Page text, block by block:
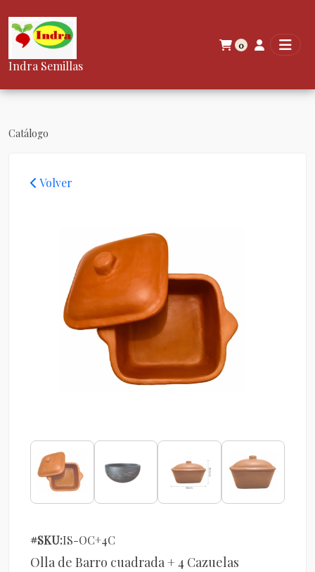
Indra Semillas
0
Catálogo
Volver
#SKU:IS-OC+4C
Olla de Barro cuadrada + 4 Cazuelas